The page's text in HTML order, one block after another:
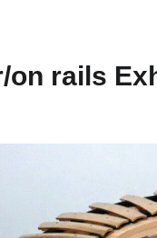
on rails